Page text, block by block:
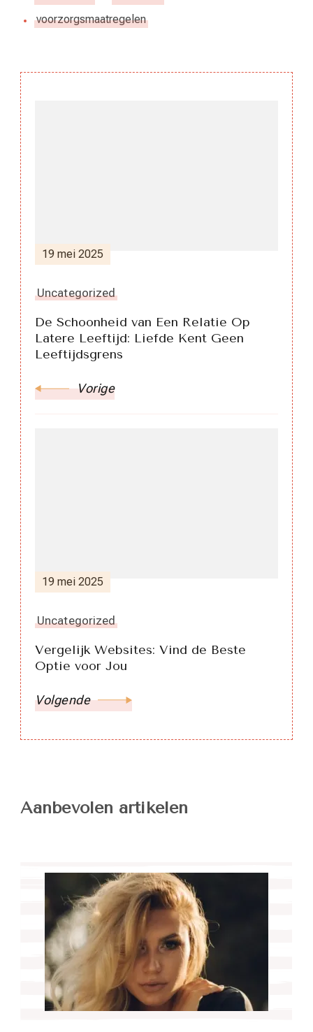
voorzorgsmaatregelen
19 mei 2025
Uncategorized
De Schoonheid van Een Relatie Op
Latere Leeftijd: Liefde Kent Geen
Leeftijdsgrens
Vorige
19 mei 2025
Uncategorized
Vergelijk Websites: Vind de Beste
Optie voor Jou
Volgende
Aanbevolen artikelen